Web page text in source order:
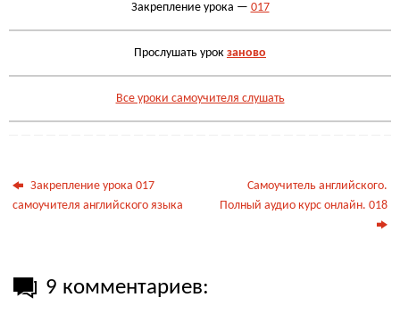
Закрепление урока — 017
Прослушать урок заново
Все уроки самоучителя слушать
Закрепление урока 017
самоучителя английского языка
Самоучитель английского.
Полный аудио курс онлайн. 018
9 комментариев: